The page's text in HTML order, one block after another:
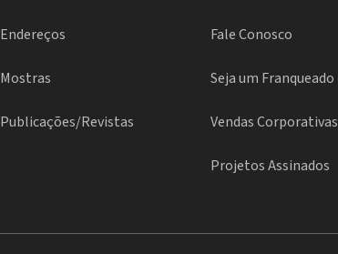
Endereços
Mostras
Publicações/Revistas
Fale Conosco
Seja um Franqueado
Vendas Corporativas
Projetos Assinados